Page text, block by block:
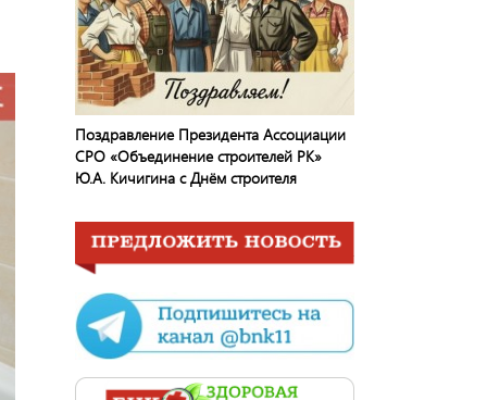
Поздравление Президента Ассоциации
СРО «Объединение строителей РК»
Ю.А. Кичигина с Днём строителя